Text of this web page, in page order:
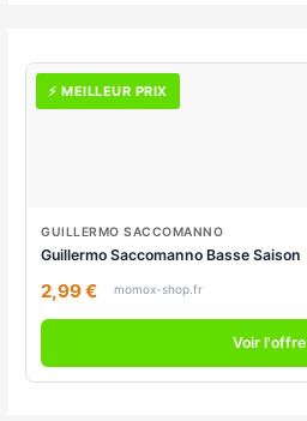
⚡ MEILLEUR PRIX
GUILLERMO SACCOMANNO
Guillermo Saccomanno Basse Saison
2,99 € momox-shop.fr
Voir l'offre